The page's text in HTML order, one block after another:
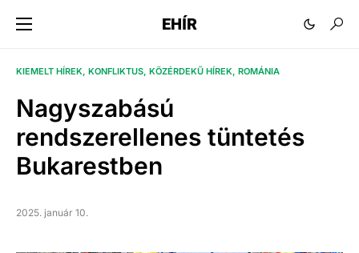
EHÍR
KIEMELT HÍREK KONFLIKTUS KÖZÉRDEKŰ HÍREK ROMÁNIA
Nagyszabású
rendszerellenes tüntetés
Bukarestben
2025. január 10.